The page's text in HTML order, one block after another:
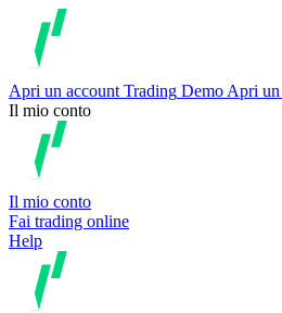
Apri un account Trading Demo Apri un
Il mio conto
Il mio conto
Fai trading online
Help